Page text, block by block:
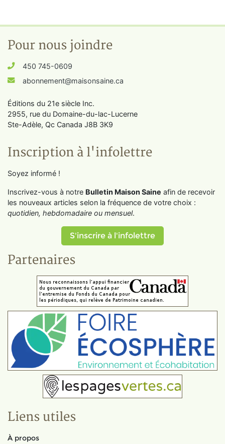
Pour nous joindre
450 745-0609
abonnement@maisonsaine.ca
Éditions du 21e siècle Inc.
2955, rue du Domaine-du-lac-Lucerne
Ste-Adèle, Qc Canada J8B 3K9
Inscription à l'infolettre
Soyez informé !
Inscrivez-vous à notre Bulletin Maison Saine afin de recevoir
les nouveaux articles selon la fréquence de votre choix :
quotidien, hebdomadaire ou mensuel.
S'inscrire à l'infolettre
Partenaires
Liens utiles
À propos